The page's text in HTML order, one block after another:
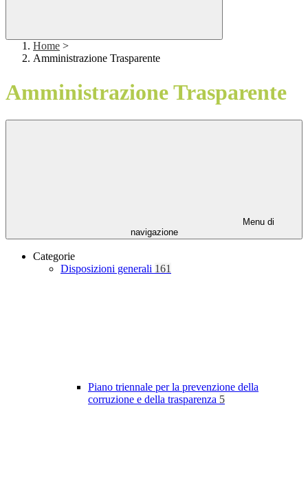
Home >
Amministrazione Trasparente
Amministrazione Trasparente
Menu di
navigazione
Categorie
Disposizioni generali 161
Piano triennale per la prevenzione della
corruzione e della trasparenza 5